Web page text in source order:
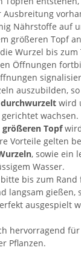
Ausbreitung
Nährstoffe auf
größeren Topf
Wurzel bis
Öffnungen
auszubilden,
wird
wachsen.
größeren Topf
Vorteile gelten
, sowie ein
Wasser.
bis zum Rand
langsam gießen,
ausgespielt
hervorragend
Pflanzen.